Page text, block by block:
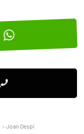
Joan Despí